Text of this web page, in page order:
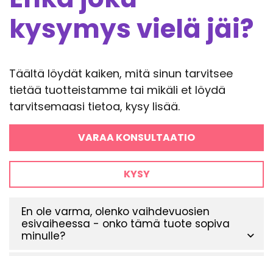
kysymys vielä jäi?
Täältä löydät kaiken, mitä sinun tarvitsee
tietää tuotteistamme tai mikäli et löydä
tarvitsemaasi tietoa, kysy lisää.
VARAA KONSULTAATIO
KYSY
En ole varma, olenko vaihdevuosien
esivaiheessa - onko tämä tuote sopiva
minulle?